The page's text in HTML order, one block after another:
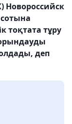
Новороссийск
тоқтата тұру
деп